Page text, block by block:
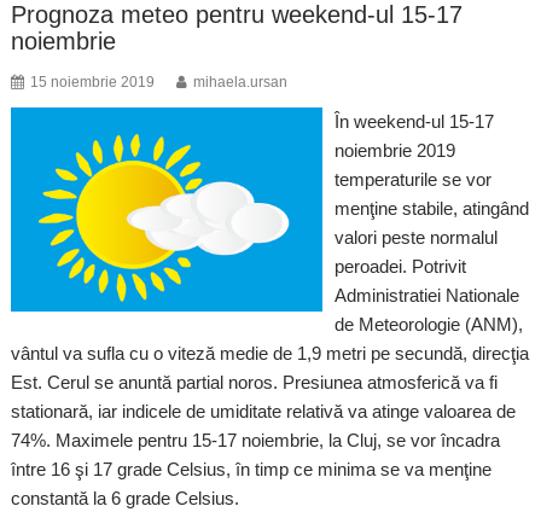
Prognoza meteo pentru weekend-ul 15-17
noiembrie
15 noiembrie 2019 mihaela.ursan
În weekend-ul 15-17
noiembrie 2019
temperaturile se vor
menţine stabile, atingând
valori peste normalul
peroadei. Potrivit
Administratiei Nationale
de Meteorologie (ANM),
vântul va sufla cu o viteză medie de 1,9 metri pe secundă, direcţia
Est. Cerul se anuntă partial noros. Presiunea atmosferică va fi
stationară, iar indicele de umiditate relativă va atinge valoarea de
74%. Maximele pentru 15-17 noiembrie, la Cluj, se vor încadra
între 16 şi 17 grade Celsius, în timp ce minima se va menţine
constantă la 6 grade Celsius.